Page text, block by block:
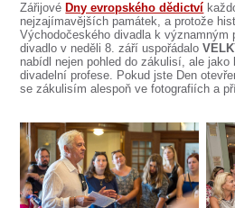
O
SOUBOR
Zářijové Dny evropského dědictví
nejzajímavějších památek, a protože
Východočeského divadla k významným
divadlo v neděli 8. září uspořádalo
nabídl nejen pohled do zákulisí, ale
divadelní profese. Pokud jste Den
se zákulisím alespoň ve fotografiích a